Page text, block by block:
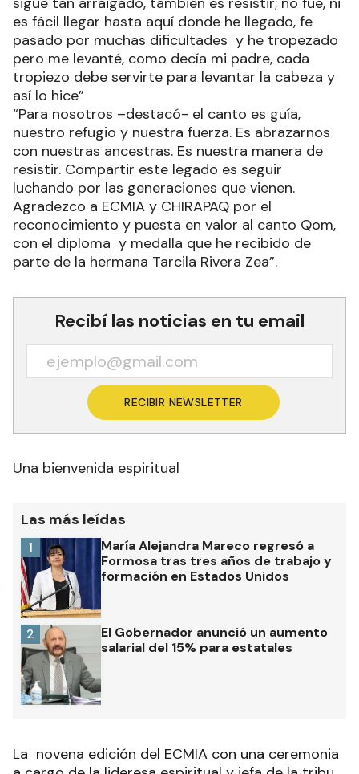
es fácil llegar hasta aquí donde he llegado, fe
pasado por muchas dificultades y he tropezado
pero me levanté, como decía mi padre, cada
tropiezo debe servirte para levantar la cabeza y
así lo hice”
“Para nosotros –destacó- el canto es guía,
nuestro refugio y nuestra fuerza. Es abrazarnos
con nuestras ancestras. Es nuestra manera de
resistir. Compartir este legado es seguir
luchando por las generaciones que vienen.
Agradezco a ECMIA y CHIRAPAQ por el
reconocimiento y puesta en valor al canto Qom,
con el diploma y medalla que he recibido de
parte de la hermana Tarcila Rivera Zea”.
Recibí las noticias en tu email
RECIBIR NEWSLETTER
Una bienvenida espiritual
Las más leídas
María Alejandra Mareco regresó a
Formosa tras tres años de trabajo y
formación en Estados Unidos
1
El Gobernador anunció un aumento
salarial del 15% para estatales
2
La novena edición del ECMIA con una ceremonia